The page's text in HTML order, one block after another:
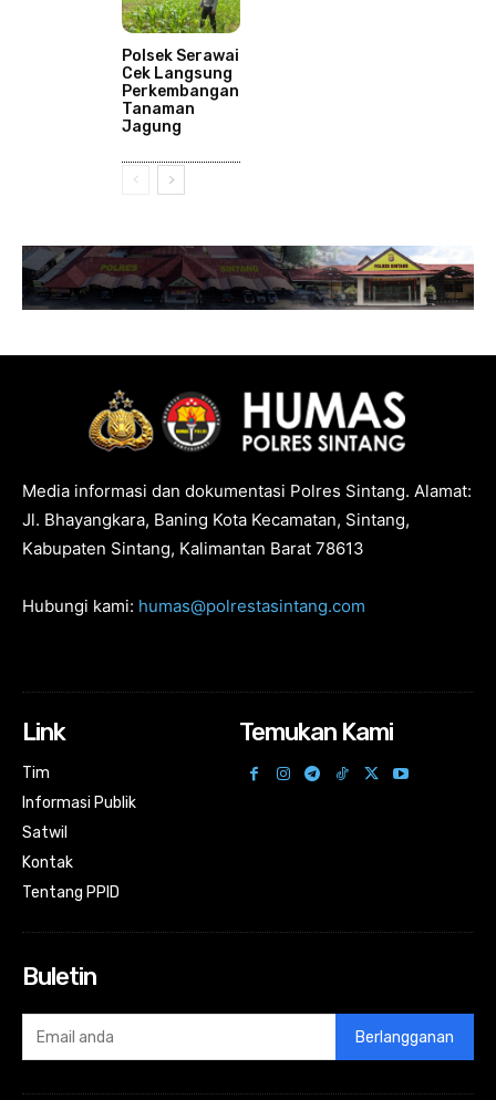
Polsek Serawai
Cek Langsung
Perkembangan
Tanaman
Jagung
Media informasi dan dokumentasi Polres Sintang. Alamat:
Jl. Bhayangkara, Baning Kota Kecamatan, Sintang,
Kabupaten Sintang, Kalimantan Barat 78613
Hubungi kami: humas@polrestasintang.com
Link
Tim
Informasi Publik
Satwil
Kontak
Tentang PPID
Temukan Kami
Buletin
Berlangganan